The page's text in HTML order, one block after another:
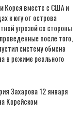
Корея вместе с США и
к югу от острова
угрозой со стороны
после того,
систему обмена
в режиме реального
Захарова 12 января
Корейском